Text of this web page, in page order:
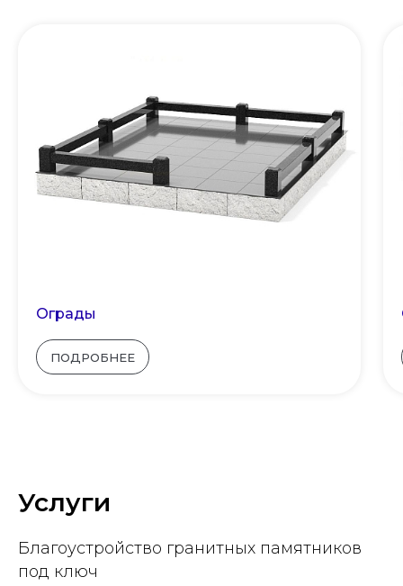
Ограды
ПОДРОБНЕЕ
Услуги
Благоустройство гранитных памятников
под ключ